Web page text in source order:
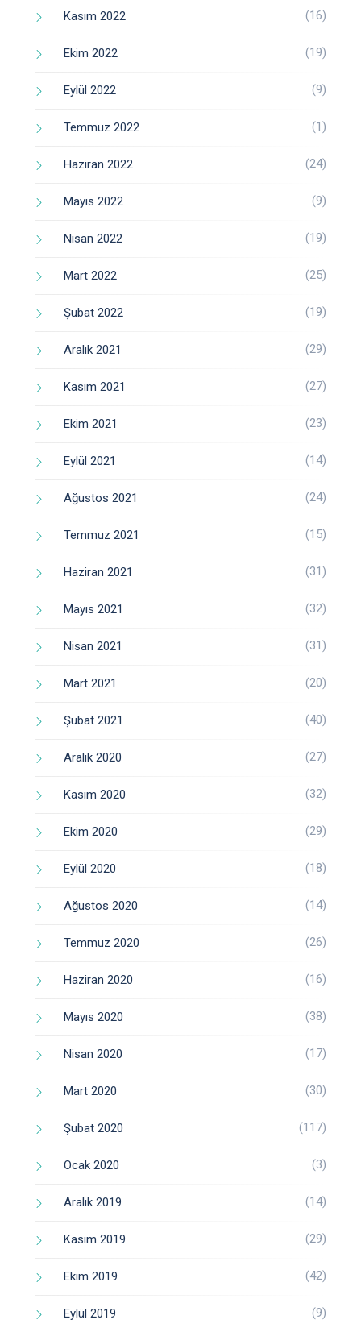
Kasım 2022 (16)
Ekim 2022 (19)
Eylül 2022 (9)
Temmuz 2022 (1)
Haziran 2022 (24)
Mayıs 2022 (9)
Nisan 2022 (19)
Mart 2022 (25)
Şubat 2022 (19)
Aralık 2021 (29)
Kasım 2021 (27)
Ekim 2021 (23)
Eylül 2021 (14)
Ağustos 2021 (24)
Temmuz 2021 (15)
Haziran 2021 (31)
Mayıs 2021 (32)
Nisan 2021 (31)
Mart 2021 (20)
Şubat 2021 (40)
Aralık 2020 (27)
Kasım 2020 (32)
Ekim 2020 (29)
Eylül 2020 (18)
Ağustos 2020 (14)
Temmuz 2020 (26)
Haziran 2020 (16)
Mayıs 2020 (38)
Nisan 2020 (17)
Mart 2020 (30)
Şubat 2020 (117)
Ocak 2020 (3)
Aralık 2019 (14)
Kasım 2019 (29)
Ekim 2019 (42)
Eylül 2019 (9)